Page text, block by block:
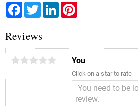
FacebookTwitterLinkedIn
Reviews
You
Click on a star to rate